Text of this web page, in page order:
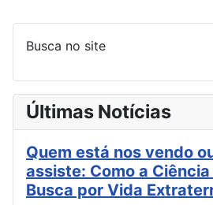
Busca no site
Últimas Notícias
Quem está nos vendo
assiste: Como a
Busca por Vida